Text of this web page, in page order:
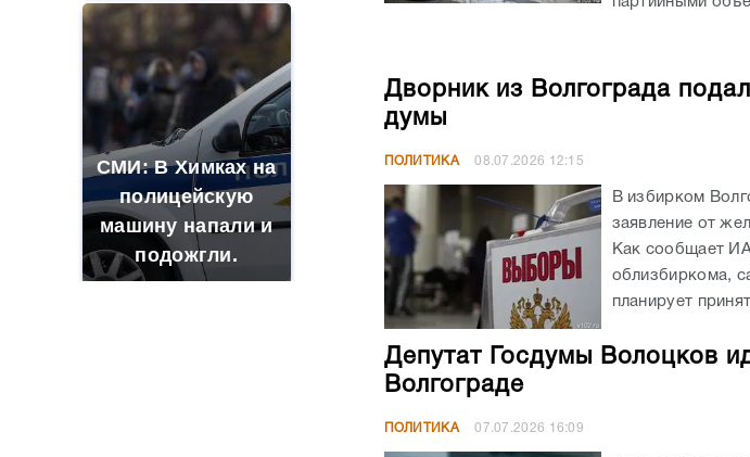
СМИ: В Химках на
полицейскую
машину напали и
подожгли.
заявление от
Депутат Госдумы Волоцков
Волгограде
ПОЛИТИКА 07.07.2026
Госдумы на
выдвинула